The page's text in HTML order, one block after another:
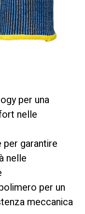
per una
nelle
garantire
nelle
per un
meccanica